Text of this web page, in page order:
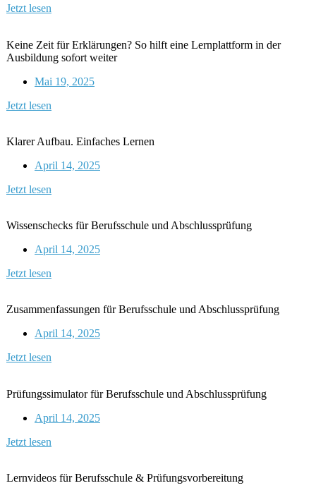
Jetzt lesen
Keine Zeit für Erklärungen? So hilft eine Lernplattform in der
Ausbildung sofort weiter
Mai 19, 2025
Jetzt lesen
Klarer Aufbau. Einfaches Lernen
April 14, 2025
Jetzt lesen
Wissenschecks für Berufsschule und Abschlussprüfung
April 14, 2025
Jetzt lesen
Zusammenfassungen für Berufsschule und Abschlussprüfung
April 14, 2025
Jetzt lesen
Prüfungssimulator für Berufsschule und Abschlussprüfung
April 14, 2025
Jetzt lesen
Lernvideos für Berufsschule & Prüfungsvorbereitung